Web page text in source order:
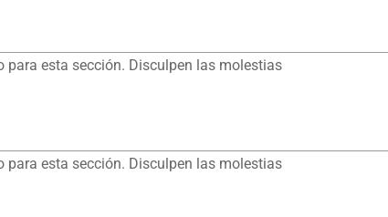
para esta sección. Disculpen las molestias
para esta sección. Disculpen las molestias